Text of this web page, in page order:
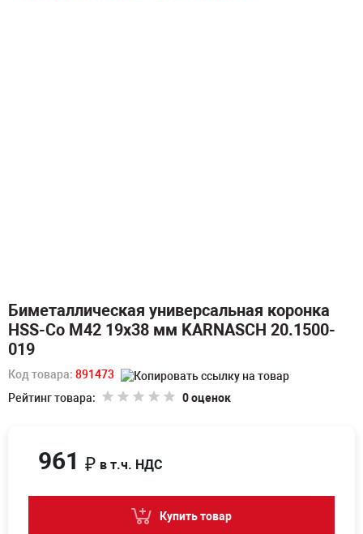
Биметаллическая универсальная коронка
HSS-Co M42 19х38 мм KARNASCH 20.1500-
019
Код товара: 891473
Рейтинг товара:
0 оценок
961 ₽ в т.ч. НДС
Купить товар